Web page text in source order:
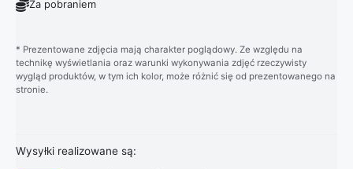
Za pobraniem
* Prezentowane zdjęcia mają charakter poglądowy. Ze względu na
technikę wyświetlania oraz warunki wykonywania zdjęć rzeczywisty
wygląd produktów, w tym ich kolor, może różnić się od prezentowanego na
stronie.
Wysyłki realizowane są: